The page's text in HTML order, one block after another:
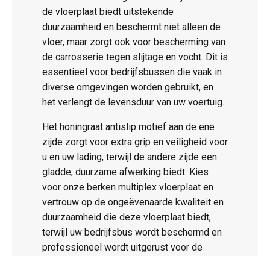
de vloerplaat biedt uitstekende
duurzaamheid en beschermt niet alleen de
vloer, maar zorgt ook voor bescherming van
de carrosserie tegen slijtage en vocht. Dit is
essentieel voor bedrijfsbussen die vaak in
diverse omgevingen worden gebruikt, en
het verlengt de levensduur van uw voertuig.
Het honingraat antislip motief aan de ene
zijde zorgt voor extra grip en veiligheid voor
u en uw lading, terwijl de andere zijde een
gladde, duurzame afwerking biedt. Kies
voor onze berken multiplex vloerplaat en
vertrouw op de ongeëvenaarde kwaliteit en
duurzaamheid die deze vloerplaat biedt,
terwijl uw bedrijfsbus wordt beschermd en
professioneel wordt uitgerust voor de